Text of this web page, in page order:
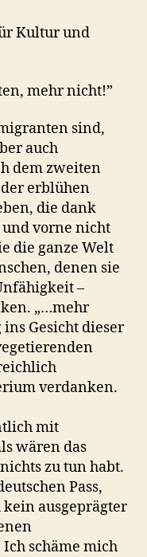
Kultur und
mehr nicht!”
sind,
auch
dem zweiten
erblühen
die dank
vorne nicht
die ganze Welt
denen sie
–
„…mehr
Gesicht dieser
verdanken.
mit
wären das
zu tun habt.
Pass,
ausgeprägter
schäme mich